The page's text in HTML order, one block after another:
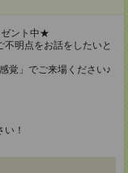
ゼント中★
明点をお話をしたいと
覚」でご来場ください♪
！